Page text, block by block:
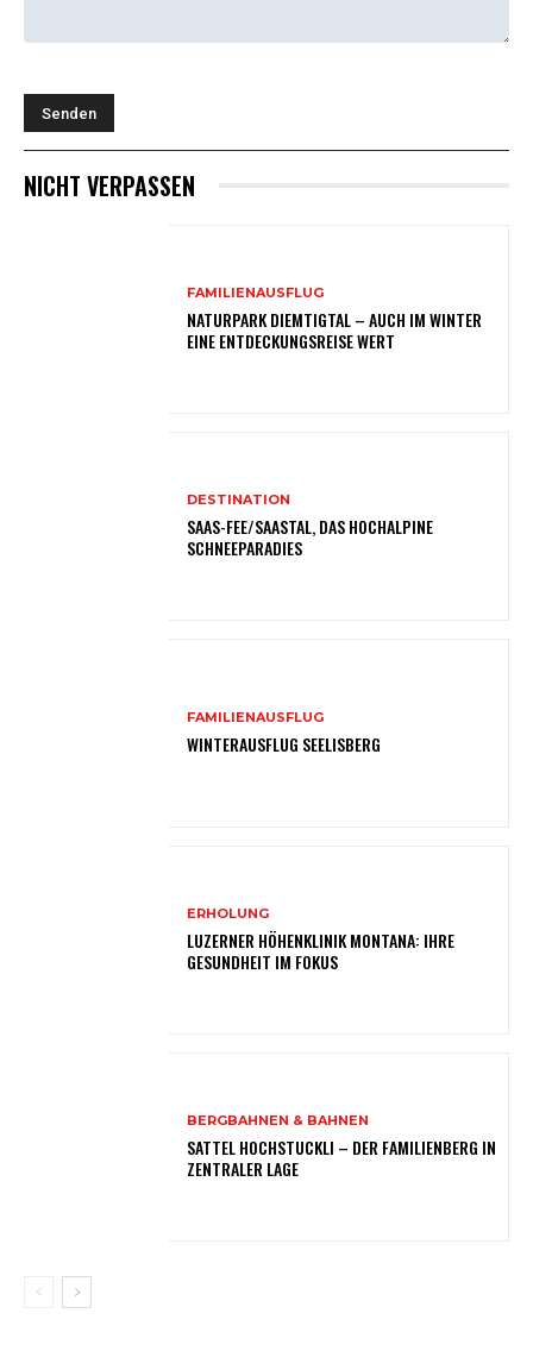
NICHT VERPASSEN
FAMILIENAUSFLUG
NATURPARK DIEMTIGTAL – AUCH IM WINTER
EINE ENTDECKUNGSREISE WERT
DESTINATION
SAAS-FEE/SAASTAL, DAS HOCHALPINE
SCHNEEPARADIES
FAMILIENAUSFLUG
WINTERAUSFLUG SEELISBERG
ERHOLUNG
LUZERNER HÖHENKLINIK MONTANA: IHRE
GESUNDHEIT IM FOKUS
BERGBAHNEN & BAHNEN
SATTEL HOCHSTUCKLI – DER FAMILIENBERG IN
ZENTRALER LAGE